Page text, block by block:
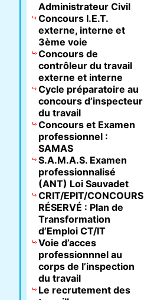
Administrateur Civil
Concours I.E.T.
externe, interne et
3ème voie
Concours de
contrôleur du travail
externe et interne
Cycle préparatoire au
concours d’inspecteur
du travail
Concours et Examen
professionnel :
SAMAS
S.A.M.A.S. Examen
professionnalisé
(ANT) Loi Sauvadet
CRIT/EPIT/CONCOURS
RÉSERVÉ : Plan de
Transformation
d’Emploi CT/IT
Voie d’acces
professionnnel au
corps de l’inspection
du travail
Le recrutement des